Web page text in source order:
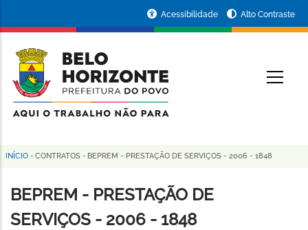
conteúdo
principal
da
Prefeitura
de
Horizonte
Acessibilidade Alto Contraste
Trilha
de
navegação
INÍCIO - CONTRATOS - BEPREM - PRESTAÇÃO DE SERVIÇOS - 2006 - 1848
BEPREM - PRESTAÇÃO DE
SERVIÇOS - 2006 - 1848